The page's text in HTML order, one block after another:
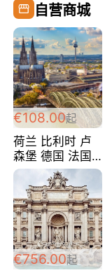
自营商城
€108.00起
荷兰 比利时 卢
森堡 德国 法国
超爽玩遍西欧 循
环线 全程四星宾
馆 108欧/人/天
€756.00起